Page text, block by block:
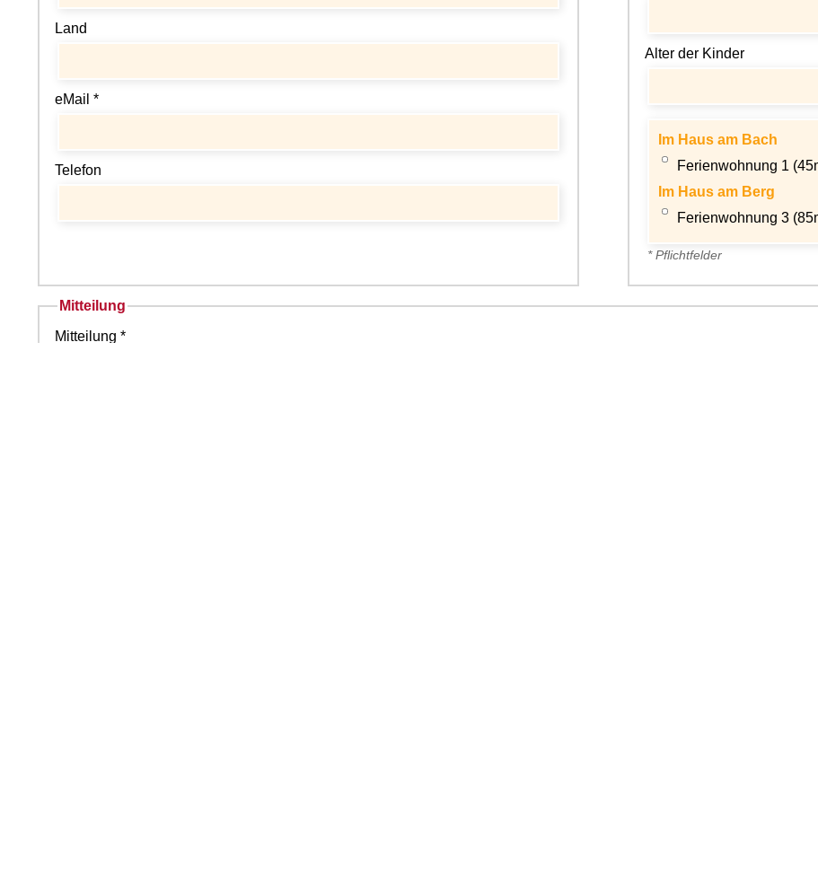
Land
eMail *
Telefon
Alter der Kinder
Im Haus am Bach
Ferienwohnung 1
Im Haus am Berg
Ferienwohnung 3
* Pflichtfelder
Mitteilung
Mitteilung *